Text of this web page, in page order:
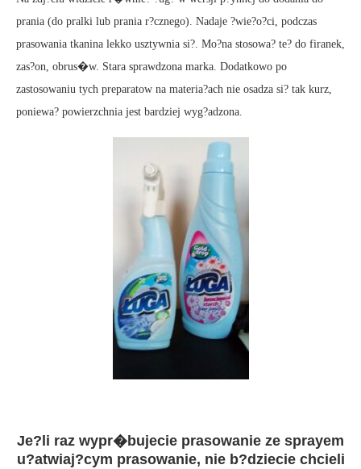
prania (do pralki lub prania r?cznego). Nadaje ?wie?o?ci, podczas
prasowania tkanina lekko usztywnia si?. Mo?na stosowa? te? do firanek,
zas?on, obrus�w. Stara sprawdzona marka. Dodatkowo po
zastosowaniu tych preparatow na materia?ach nie osadza si? tak kurz,
poniewa? powierzchnia jest bardziej wyg?adzona.
Je?li raz wypr�bujecie prasowanie ze sprayem
u?atwiaj?cym prasowanie, nie b?dziecie chcieli